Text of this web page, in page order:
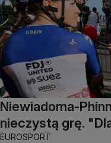
Niewiadoma-
nieczystą grę.
EUROSPORT